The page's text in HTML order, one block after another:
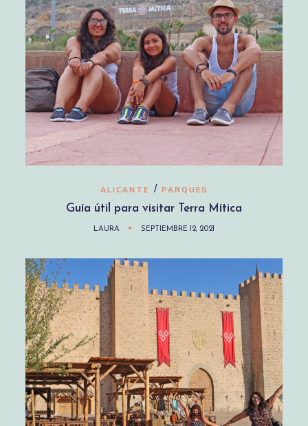
ALICANTE / PARQUES
Guía útil para visitar Terra Mítica
LAURA SEPTIEMBRE 12, 2021